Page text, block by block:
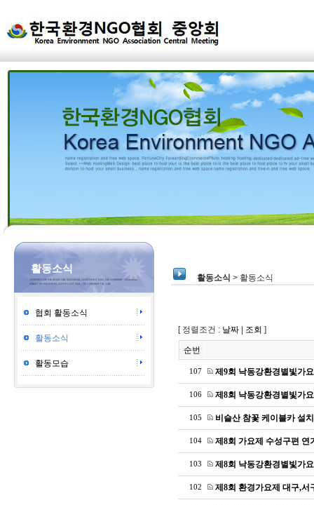
활동소식
협회 활동소식
활동소식
활동모습
활동소식 > 활동소식
[ 정렬조건 : 날짜 조회 ]
순번
107 제9회 낙동강환경별빛가
106 제8회 낙동강환경별빛가
105 비슬산 참꽃 케이블카 설
104 제8회 가요제 수성구편 연
103 제8회 낙동강환경별빛가
102 제8회 환경가요제 대구,서